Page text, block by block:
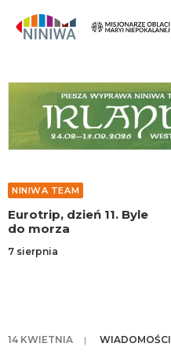
WYDARZENIA
O NAS
WSPÓLNOTA
NINIWA TEAM
FESTIWAL ŻYCIA
NINIWA TEAM
Eurotrip, dzień 11. Byle
do morza
7 sierpnia
14 KWIETNIA | WIADOMOŚCI